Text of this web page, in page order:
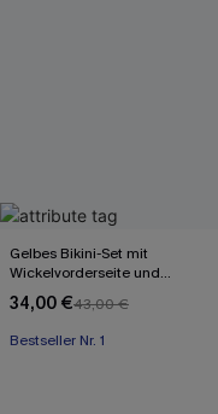
Gelbes Bikini-Set mit
Wickelvorderseite und
Rückenbindung
34,00 €43,00 €
Bestseller Nr. 1